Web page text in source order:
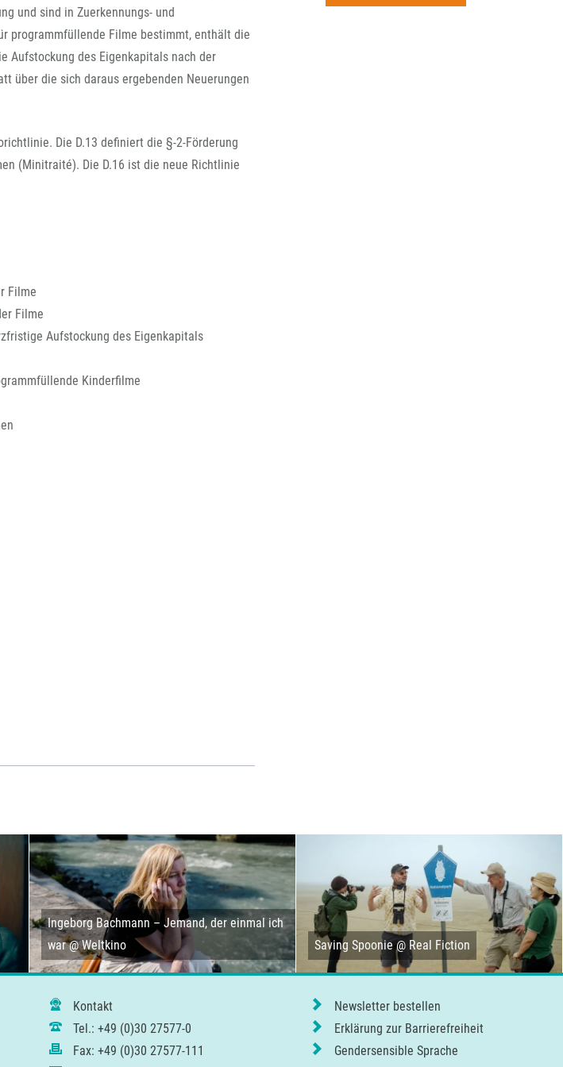
und sind in Zuerkennungs- und
programmfüllende Filme bestimmt, enthält die
Aufstockung des Eigenkapitals nach der
über die sich daraus ergebenden Neuerungen
Die D.13 definiert die §-2-Förderung
(Minitraité). Die D.16 ist die neue Richtlinie
Filme
Filme
Aufstockung des Eigenkapitals
Kinderfilme
Ingeborg Bachmann – Jemand, der einmal ich
war @ Weltkino
Saving Spoonie @ Real Fiction
Kontakt
Tel.: +49 (0)30 27577-0
Fax: +49 (0)30 27577-111
Newsletter bestellen
Erklärung zur Barrierefreiheit
Gendersensible Sprache